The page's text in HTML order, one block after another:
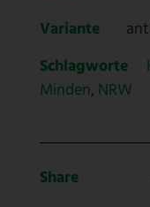
Variante
Schlagworte
Minden, NRW
Share